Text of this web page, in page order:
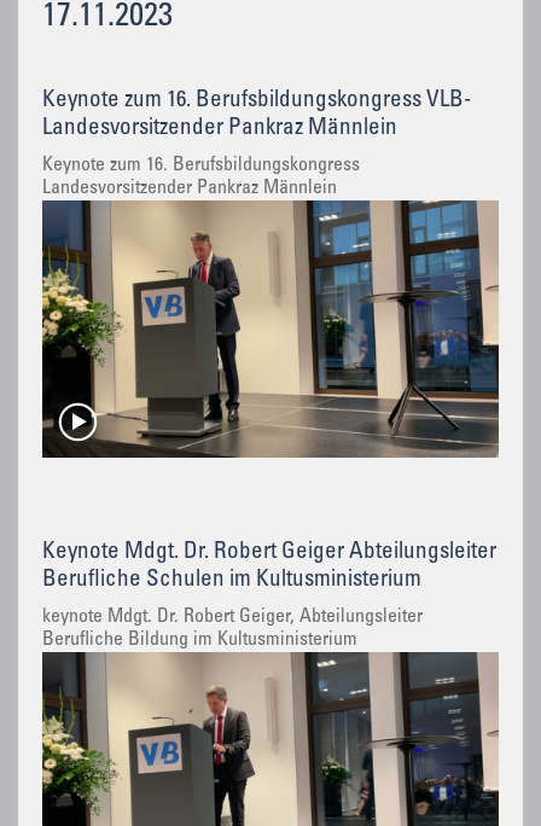
17.11.2023
Keynote zum 16. Berufsbildungskongress VLB-
Landesvorsitzender Pankraz Männlein
Keynote zum 16. Berufsbildungskongress
Landesvorsitzender Pankraz Männlein
Keynote Mdgt. Dr. Robert Geiger Abteilungsleiter
Berufliche Schulen im Kultusministerium
keynote Mdgt. Dr. Robert Geiger, Abteilungsleiter
Berufliche Bildung im Kultusministerium